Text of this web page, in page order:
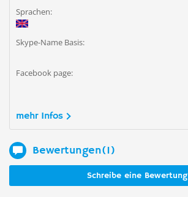
Sprachen:
Skype-Name Basis:
Facebook page:
mehr Infos
Bewertungen(1)
Schreibe eine Bewertung